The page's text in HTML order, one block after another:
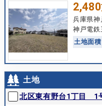
2,480
兵庫県神
神戸電鉄
土地面積
土地
北区東有野台1丁目 1